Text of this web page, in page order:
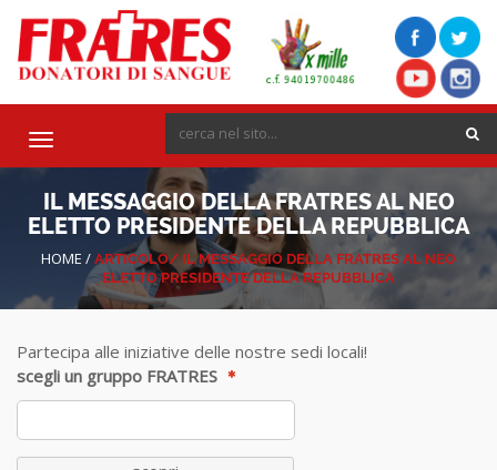
Toggle
IL MESSAGGIO DELLA FRATRES AL NEO
ELETTO PRESIDENTE DELLA REPUBBLICA
HOME / ARTICOLO/ IL MESSAGGIO DELLA FRATRES AL NEO
ELETTO PRESIDENTE DELLA REPUBBLICA
Partecipa alle iniziative delle nostre sedi locali!
scegli un gruppo FRATRES